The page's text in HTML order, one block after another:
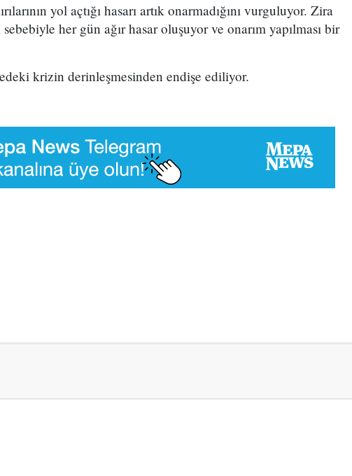
yol açtığı hasarı artık onarmadığını vurguluyor. Zira
her gün ağır hasar oluşuyor ve onarım yapılması bir
krizin derinleşmesinden endişe ediliyor.